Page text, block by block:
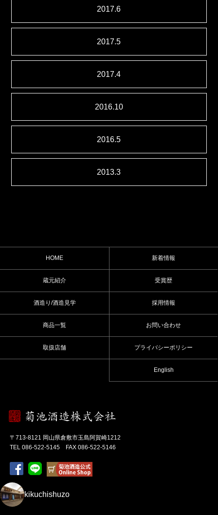
2017.6
2017.5
2017.4
2016.10
2016.5
2013.3
HOME
蔵元紹介
酒造り/酒造見学
商品一覧
取扱店舗
新着情報
受賞歴
採用情報
お問い合わせ
プライバシーポリシー
English
〒713-8121 岡山県倉敷市玉島阿賀崎1212
TEL 086-522-5145 FAX 086-522-5146
kikuchishuzo